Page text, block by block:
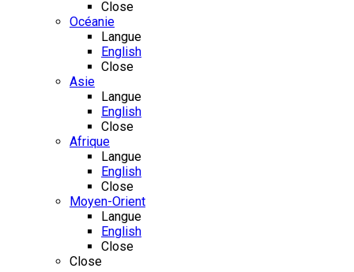
Close
Océanie
Langue
English
Close
Asie
Langue
English
Close
Afrique
Langue
English
Close
Moyen-Orient
Langue
English
Close
Close